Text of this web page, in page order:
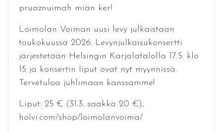
pruaznuimah miän ker!
Loimolan Voiman uusi levy julkaistaan
toukokuussa 2026. Levynjulkaisukonsertti
järjestetään Helsingin Karjalatalolla 17.5. klo
15 ja konsertin liput ovat nyt myynnissä.
Tervetuloa juhlimaan kanssamme!
Liput: 25 € (31.3. saakka 20 €),
holvi.com/shop/loimolanvoima/